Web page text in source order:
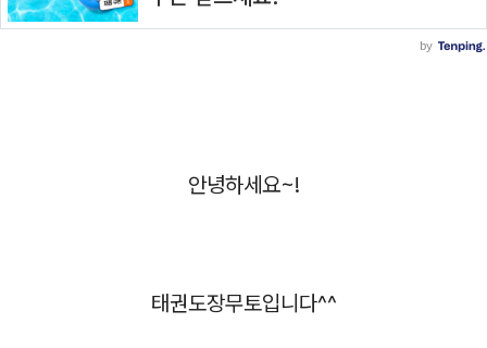
안녕하세요~!
태권도장무토입니다^^